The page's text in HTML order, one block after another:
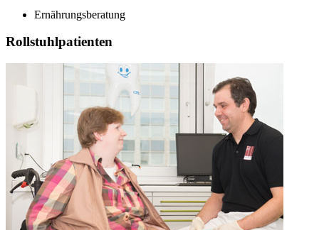
Ernährungsberatung
Rollstuhlpatienten